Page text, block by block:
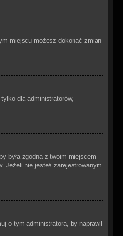
miejscu możesz dokonać zmian
dla administratorów,
była zgodna z twoim miejscem
Jeżeli nie jesteś zarejestrowanym
o tym administratora, by naprawił